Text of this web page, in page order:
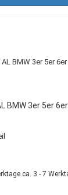
BMW 3er 5er
ca. 3 - 7